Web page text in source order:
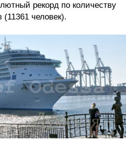
рекорд по количеству
(11361 человек).